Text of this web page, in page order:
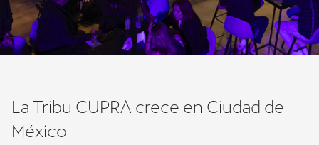
La Tribu CUPRA crece en Ciudad de
México